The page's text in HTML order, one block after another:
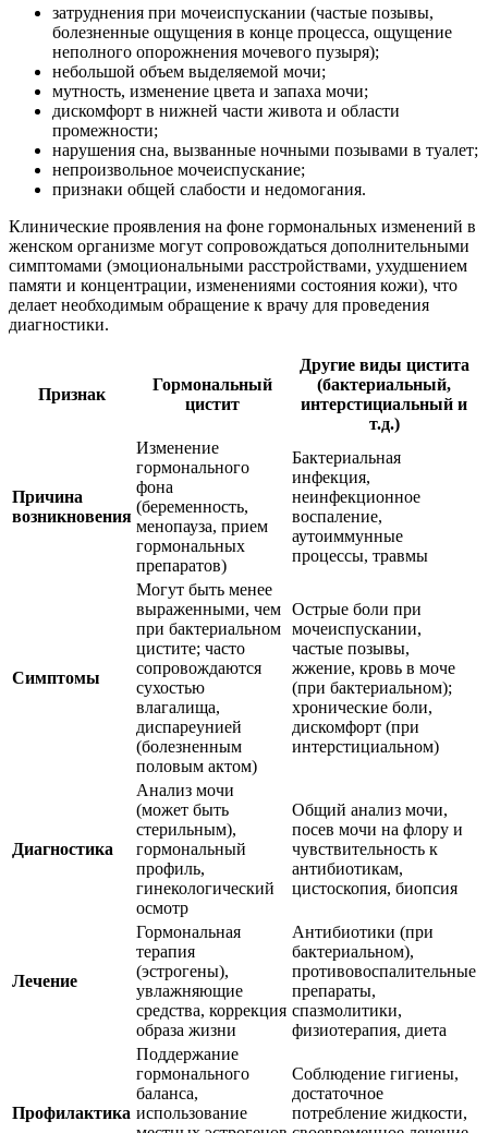
затруднения при мочеиспускании (частые позывы,
болезненные ощущения в конце процесса, ощущение
неполного опорожнения мочевого пузыря);
небольшой объем выделяемой мочи;
мутность, изменение цвета и запаха мочи;
дискомфорт в нижней части живота и области
промежности;
нарушения сна, вызванные ночными позывами в туалет;
непроизвольное мочеиспускание;
признаки общей слабости и недомогания.
Клинические проявления на фоне гормональных изменений в
женском организме могут сопровождаться дополнительными
симптомами (эмоциональными расстройствами, ухудшением
памяти и концентрации, изменениями состояния кожи), что
делает необходимым обращение к врачу для проведения
диагностики.
Признак
Гормональный
цистит
Другие виды цистита
(бактериальный,
интерстициальный и
т.д.)
Причина
возникновения
Изменение
гормонального
фона
(беременность,
менопауза, прием
гормональных
препаратов)
Бактериальная
инфекция,
неинфекционное
воспаление,
аутоиммунные
процессы, травмы
Симптомы
Могут быть менее
выраженными, чем
при бактериальном
цистите; часто
сопровождаются
сухостью
влагалища,
диспареунией
(болезненным
половым актом)
Острые боли при
мочеиспускании,
частые позывы,
жжение, кровь в моче
(при бактериальном);
хронические боли,
дискомфорт (при
интерстициальном)
Диагностика
Анализ мочи
(может быть
стерильным),
гормональный
профиль,
гинекологический
осмотр
Общий анализ мочи,
посев мочи на флору и
чувствительность к
антибиотикам,
цистоскопия, биопсия
Лечение
Гормональная
терапия
(эстрогены),
увлажняющие
средства, коррекция
образа жизни
Антибиотики (при
бактериальном),
противовоспалительные
препараты,
спазмолитики,
физиотерапия, диета
Профилактика
Поддержание
гормонального
баланса,
использование
Соблюдение гигиены,
достаточное
потребление жидкости,